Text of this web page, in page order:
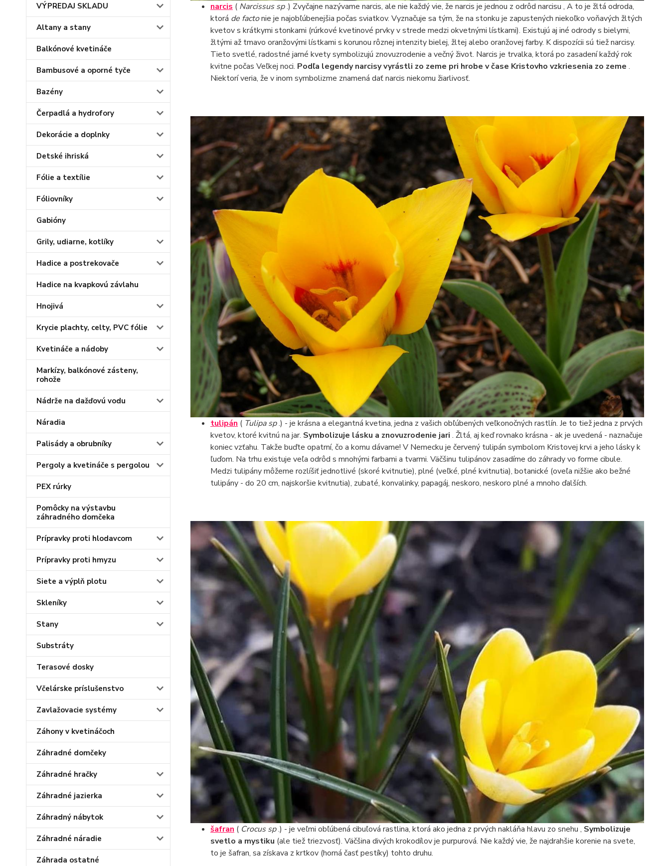
VÝPREDAJ SKLADU
Altany a stany
Balkónové kvetináče
Bambusové a oporné tyče
Bazény
Čerpadlá a hydrofory
Dekorácie a doplnky
Detské ihriská
Fólie a textílie
Fóliovníky
Gabióny
Grily, udiarne, kotlíky
Hadice a postrekovače
Hadice na kvapkovú závlahu
Hnojivá
Krycie plachty, celty, PVC fólie
Kvetináče a nádoby
Markízy, balkónové zásteny,
rohože
Nádrže na dažďovú vodu
Náradia
Palisády a obrubníky
Pergoly a kvetináče s pergolou
PEX rúrky
Pomôcky na výstavbu
záhradného domčeka
Prípravky proti hlodavcom
Prípravky proti hmyzu
Siete a výplň plotu
Skleníky
Stany
Substráty
Terasové dosky
Včelárske príslušenstvo
Zavlažovacie systémy
Záhony v kvetináčoch
Záhradné domčeky
Záhradné hračky
Záhradné jazierka
Záhradný nábytok
Záhradné náradie
Záhrada ostatné
narcis (Narcissus sp.) Zvyčajne nazývame narcis, ale nie každý vie, že narcis je jednou z odrôd narcisu , A to je žltá odroda,
ktorá de factonie je najobľúbenejšia počas sviatkov. Vyznačuje sa tým, že na stonku je zapustených niekoľko voňavých žltých
kvetov s krátkymi stonkami (rúrkové kvetinové prvky v strede medzi okvetnými lístkami). Existujú aj iné odrody s bielymi,
žltými až tmavo oranžovými lístkami s korunou rôznej intenzity bielej, žltej alebo oranžovej farby. K dispozícii sú tiež narcisy.
Tieto svetlé, radostné jarné kvety symbolizujú znovuzrodenie a večný život. Narcis je trvalka, ktorá po zasadení každý rok
kvitne počas Veľkej noci. Podľa legendy narcisy vyrástli zo zeme pri hrobe v čase Kristovho vzkriesenia zo zeme .
Niektorí veria, že v inom symbolizme znamená dať narcis niekomu žiarlivosť.
tulipán (Tulipa sp.) - je krásna a elegantná kvetina, jedna z vašich obľúbených veľkonočných rastlín. Je to tiež jedna z prvých
kvetov, ktoré kvitnú na jar. Symbolizuje lásku a znovuzrodenie jari . Žltá, aj keď rovnako krásna - ak je uvedená - naznačuje
koniec vzťahu. Takže buďte opatrní, čo a komu dávame! V Nemecku je červený tulipán symbolom Kristovej krvi a jeho lásky k
ľuďom. Na trhu existuje veľa odrôd s mnohými farbami a tvarmi. Väčšinu tulipánov zasadíme do záhrady vo forme cibule.
Medzi tulipány môžeme rozlíšiť jednotlivé (skoré kvitnutie), plné (veľké, plné kvitnutia), botanické (oveľa nižšie ako bežné
tulipány - do 20 cm, najskoršie kvitnutia), zubaté, konvalinky, papagáj, neskoro, neskoro plné a mnoho ďalších.
šafran (Crocus sp.) - je veľmi obľúbená cibuľová rastlina, ktorá ako jedna z prvých nakláňa hlavu zo snehu , Symbolizuje
svetlo a mystiku (ale tiež triezvosť). Väčšina divých krokodílov je purpurová. Nie každý vie, že najdrahšie korenie na svete,
to je šafran, sa získava z krtkov (horná časť pestíky) tohto druhu.